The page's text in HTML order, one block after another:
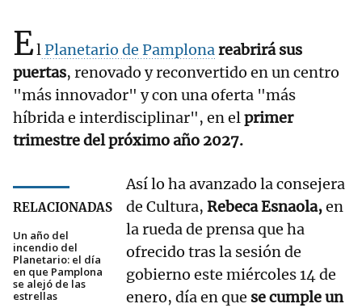
ElPlanetario de Pamplonareabrirá sus
puertas, renovado y reconvertido en un centro
"más innovador" y con una oferta "más
híbrida e interdisciplinar", en elprimer
trimestre del próximo año 2027.
RELACIONADAS
Un año del
incendio del
Planetario: el día
en que Pamplona
se alejó de las
estrellas
Así lo ha avanzado la consejera
de Cultura, Rebeca Esnaola,en
la rueda de prensa que ha
ofrecido tras la sesión de
gobierno este miércoles 14 de
enero, día en que se cumple un